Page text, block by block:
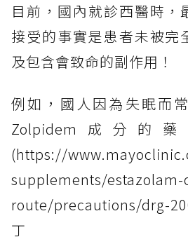
目前，國內就診西醫時，
接受的事實是患者未被完
及包含會致命的副作用！
例如，國人因為失眠而
Zolpidem成分的
(https://
supplements/estazolam-
route/precautions/drg-
丁